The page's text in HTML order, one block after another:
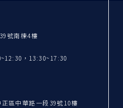
號南棟4樓
，13:30~17:30
區中華路一段39號10樓